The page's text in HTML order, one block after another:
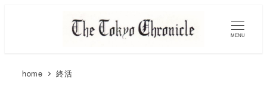
MENU
home 終活